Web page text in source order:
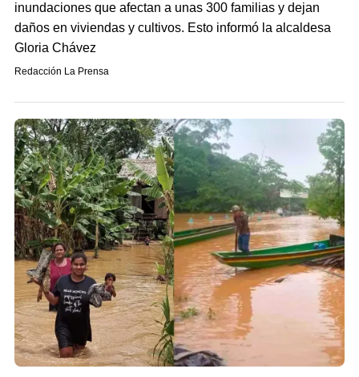
inundaciones que afectan a unas 300 familias y dejan
daños en viviendas y cultivos. Esto informó la alcaldesa
Gloria Chávez
Redacción La Prensa